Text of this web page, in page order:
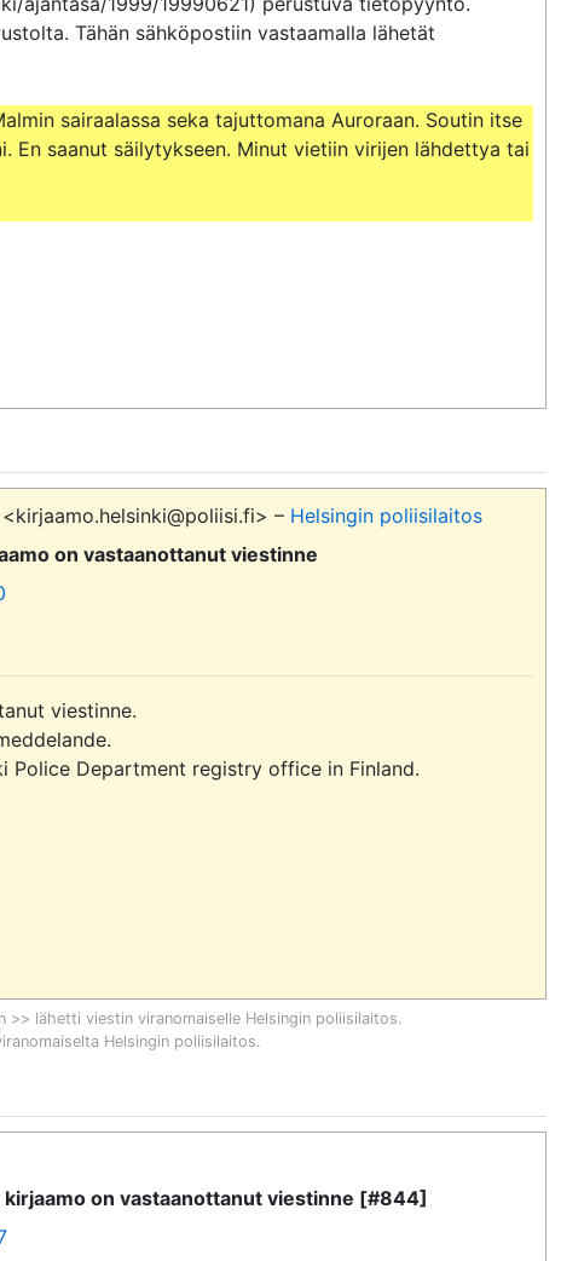
Tähän sähköpostiin vastaamalla lähetät
sairaalassa seka tajuttomana Auroraan. Soutin itse
En saanut säilytykseen. Minut vietiin virijen lähdettya tai
– Helsingin poliisilaitos
on vastaanottanut viestinne
viestinne.
Police Department registry office in Finland.
>> lähetti viestin viranomaiselle Helsingin poliisilaitos.
Helsingin poliisilaitos.
on vastaanottanut viestinne [#844]